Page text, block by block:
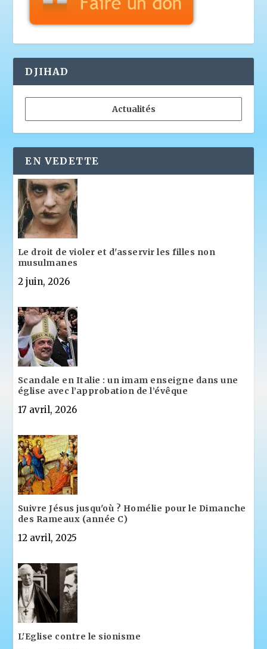
DJIHAD
Actualités
EN VEDETTE
Le droit de violer et d'asservir les filles non
musulmanes
2 juin, 2026
Scandale en Italie : un imam enseigne dans une
église avec l’approbation de l’évêque
17 avril, 2026
Suivre Jésus jusqu'où ? Homélie pour le Dimanche
des Rameaux (année C)
12 avril, 2025
L'Eglise contre le sionisme